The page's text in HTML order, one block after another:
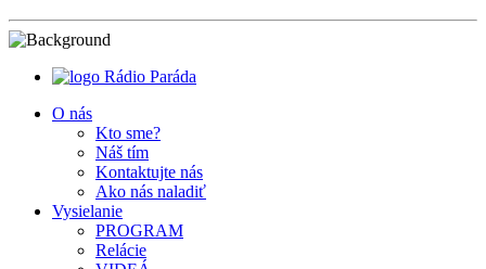
Rádio Paráda
O nás
Kto sme?
Náš tím
Kontaktujte nás
Ako nás naladiť
Vysielanie
PROGRAM
Relácie